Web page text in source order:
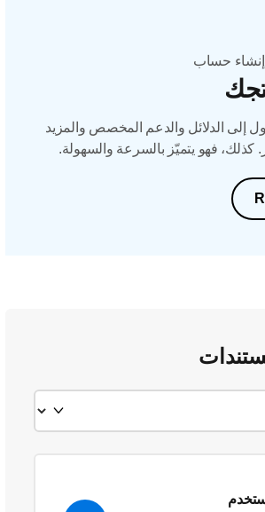
حساب
الدلائل والدعم المخصص والمزيد
فهو يتميّز بالسرعة والسهولة.